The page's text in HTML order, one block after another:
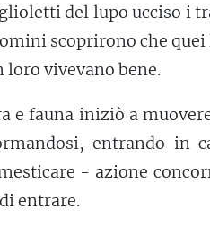
del lupo ucciso i
scoprirono che
loro vivevano bene.
e fauna iniziò a
entrando in
- azione
entrare.